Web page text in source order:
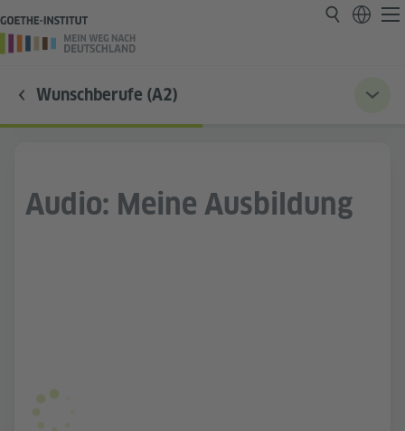
Wunschberufe (A2)
Audio: Meine Ausbildung